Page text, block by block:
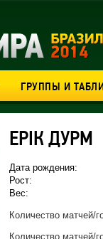
ГРУППЫ И
ЕРІК ДУРМ
Дата рождения:
Рост:
Вес:
Количество матчей/
Количество матчей/